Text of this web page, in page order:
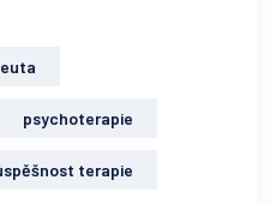
psychoterapie
terapie